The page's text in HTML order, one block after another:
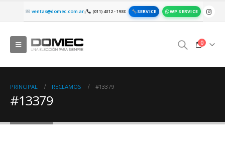
ventas@domec.com.ar| (011) 4312 - 1980 SERVICE WP SERVICE
0
PRINCIPAL RECLAMOS #13379
#13379